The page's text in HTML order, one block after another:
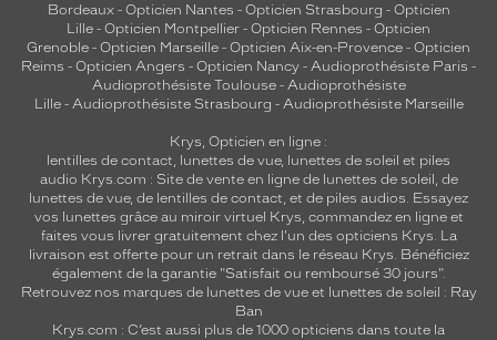
Bordeaux- Opticien Nantes - Opticien Strasbourg - Opticien
Lille - Opticien Montpellier - Opticien Rennes - Opticien
Grenoble - Opticien Marseille - Opticien Aix-en-Provence - Opticien
Reims - Opticien Angers - Opticien Nancy - Audioprothésiste Paris -
Audioprothésiste Toulouse- Audioprothésiste
Lille- Audioprothésiste Strasbourg - Audioprothésiste Marseille
Krys, Opticien en ligne :
lentilles de contact, lunettes de vue, lunettes de soleil et piles
audio Krys.com : Site de vente en ligne de lunettes de soleil, de
lunettes de vue, de lentilles de contact, et de piles audios. Essayez
vos lunettes grâce au miroir virtuel Krys, commandez en ligne et
faites vous livrer gratuitement chez l'un des opticiens Krys. La
livraison est offerte pour un retrait dans le réseau Krys. Bénéficiez
également de la garantie "Satisfait ou remboursé 30 jours".
Retrouvez nos marques de lunettes de vue et lunettes de soleil : Ray
Ban
Krys.com : C’est aussi plus de 1000 opticiens dans toute la